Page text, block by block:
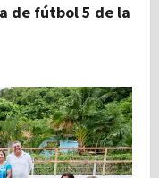
de fútbol 5 de la